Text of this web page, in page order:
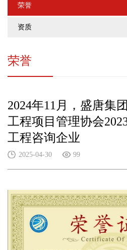
荣誉
资质
荣誉
2024年11月，盛唐集
工程项目管理协会
工程咨询企业
2025-04-30 99